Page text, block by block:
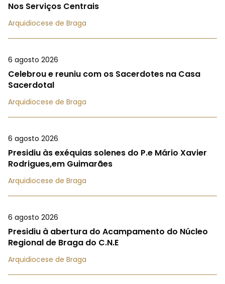
Nos Serviços Centrais
Arquidiocese de Braga
6 agosto 2026
Celebrou e reuniu com os Sacerdotes na Casa
Sacerdotal
Arquidiocese de Braga
6 agosto 2026
Presidiu às exéquias solenes do P.e Mário Xavier
Rodrigues,em Guimarães
Arquidiocese de Braga
6 agosto 2026
Presidiu à abertura do Acampamento do Núcleo
Regional de Braga do C.N.E
Arquidiocese de Braga